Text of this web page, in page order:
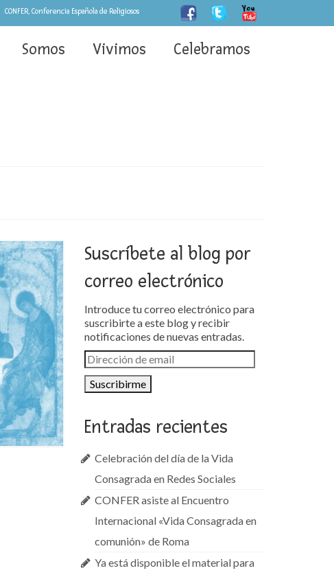
CONFER, Conferencia Española de Religiosos
Somos Vivimos Celebramos
Suscríbete al blog por
correo electrónico
Introduce tu correo electrónico para
suscribirte a este blog y recibir
notificaciones de nuevas entradas.
Dirección
de
email
Entradas recientes
Celebración del día de la Vida
Consagrada en Redes Sociales
CONFER asiste al Encuentro
Internacional «Vida Consagrada en
comunión» de Roma
Ya está disponible el material para